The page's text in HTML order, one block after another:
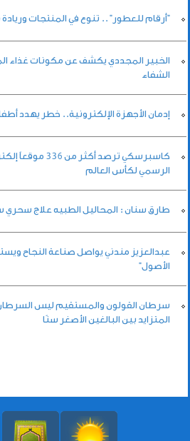
"أرقام للعطور" .. تنوع في المنتجات
الخبير المجددي يكشف عن مكونات غذاء
الشفاء
إدمان الأجهزة الإلكترونية.. خطر يهدد
كاسبرسكي ترصد
الرسمي لكأس العالم
طارق سنان : المحاليل الطبيه علاج سحري
عبدالعزيز مندني يواصل صناعة النجاح
الأصول”
سرطان القولون والمستقيم ليس
المتزايد بين البالغين الأصغر سنًا